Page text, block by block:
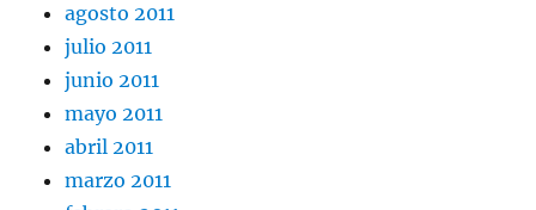
agosto 2011
julio 2011
junio 2011
mayo 2011
abril 2011
marzo 2011